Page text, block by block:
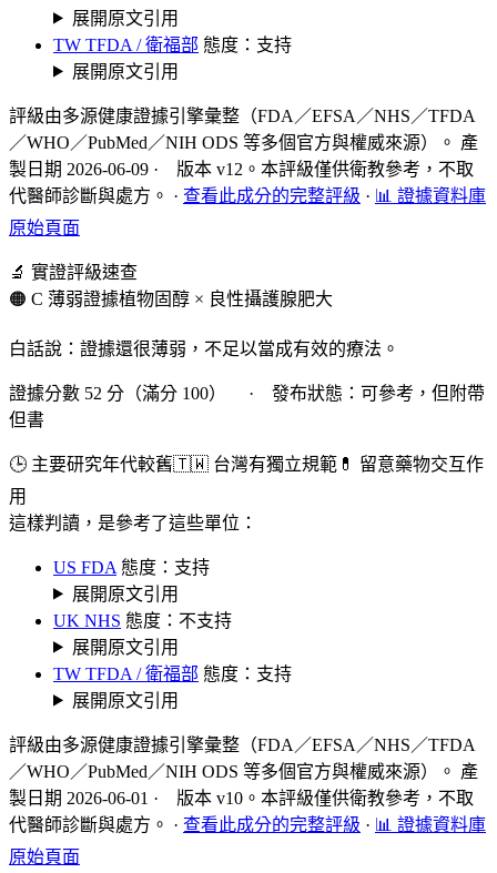
展開原文引用
TW TFDA / 衛福部 態度：支持
展開原文引用
評級由多源健康證據引擎彙整（FDA／EFSA／NHS／TFDA
／WHO／PubMed／NIH ODS 等多個官方與權威來源）。 產
製日期 2026-06-09 · 版本 v12。本評級僅供衛教參考，不取
代醫師診斷與處方。 · 查看此成分的完整評級 · 📊 證據資料庫
原始頁面
🔬 實證評級速查
🟠 C 薄弱證據植物固醇 × 良性攝護腺肥大
白話說：證據還很薄弱，不足以當成有效的療法。
證據分數 52 分（滿分 100） · 發布狀態：可參考，但附帶
但書
🕒 主要研究年代較舊🇹🇼 台灣有獨立規範 💊 留意藥物交互作
用
這樣判讀，是參考了這些單位：
US FDA 態度：支持
展開原文引用
UK NHS 態度：不支持
展開原文引用
TW TFDA / 衛福部 態度：支持
展開原文引用
評級由多源健康證據引擎彙整（FDA／EFSA／NHS／TFDA
／WHO／PubMed／NIH ODS 等多個官方與權威來源）。 產
製日期 2026-06-01 · 版本 v10。本評級僅供衛教參考，不取
代醫師診斷與處方。 · 查看此成分的完整評級 · 📊 證據資料庫
原始頁面